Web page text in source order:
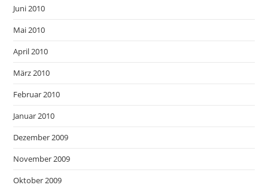
Juni 2010
Mai 2010
April 2010
März 2010
Februar 2010
Januar 2010
Dezember 2009
November 2009
Oktober 2009